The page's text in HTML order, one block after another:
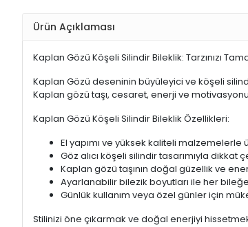
Ürün Açıklaması
Kaplan Gözü Köşeli Silindir Bileklik: Tarzınızı
Kaplan Gözü deseninin büyüleyici ve köşeli
Kaplan gözü taşı, cesaret, enerji ve
Kaplan Gözü Köşeli Silindir Bileklik Özellikleri:
El yapımı ve yüksek kaliteli malzemelerle
Göz alıcı köşeli silindir tasarımıyla dikkat
Kaplan gözü taşının doğal güzellik ve
Ayarlanabilir bilezik boyutları ile her
Günlük kullanım veya özel günler için
Stilinizi öne çıkarmak ve doğal enerjiyi